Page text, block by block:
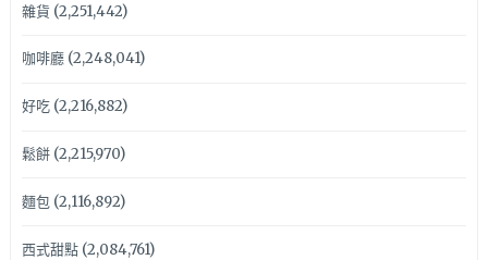
雜貨 (2,251,442)
咖啡廳(2,248,041)
好吃(2,216,882)
鬆餅(2,215,970)
麵包(2,116,892)
西式甜點(2,084,761)